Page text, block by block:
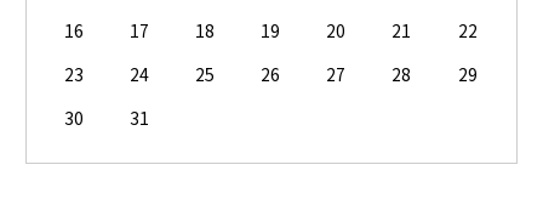
16
17 18 19 20 21
22
23
24 25 26 27 28
29
30
31